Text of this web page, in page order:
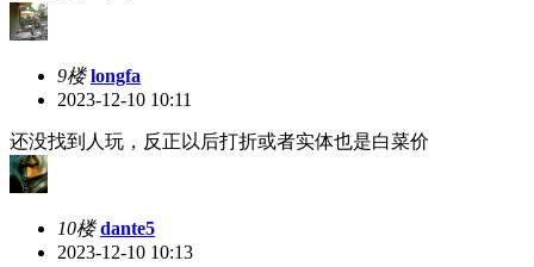
9楼 longfa
2023-12-10 10:11
还没找到人玩，反正以后打折或者实体也是白菜价
10楼 dante5
2023-12-10 10:13